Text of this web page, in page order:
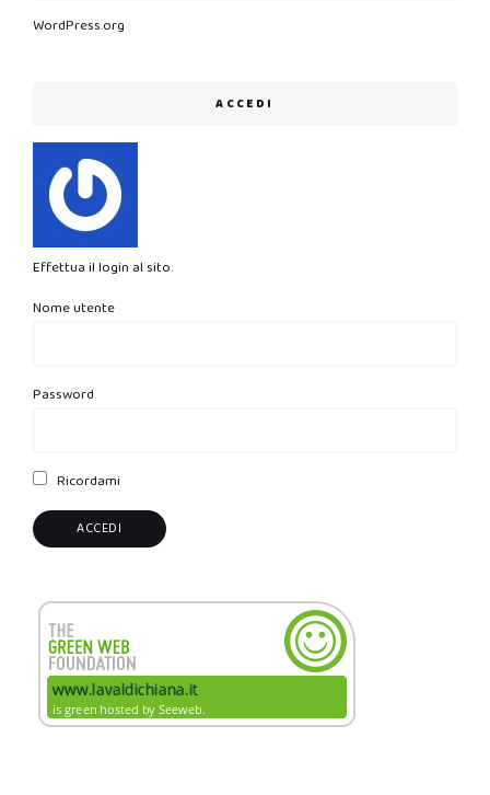
WordPress.org
ACCEDI
Effettua il login al sito.
Nome utente
Password
Ricordami